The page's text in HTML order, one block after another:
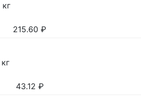
215.60 ₽
43.12 ₽